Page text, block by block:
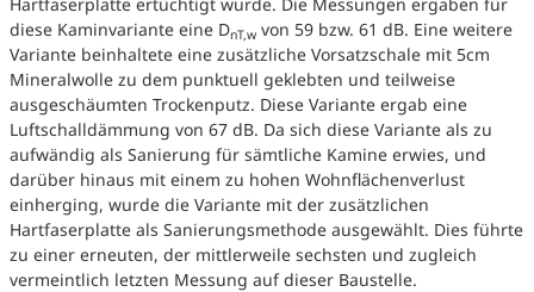
diese Kaminvariante eine DnT,w von 59 bzw. 61 dB. Eine weitere
Variante beinhaltete eine zusätzliche Vorsatzschale mit 5cm
Mineralwolle zu dem punktuell geklebten und teilweise
ausgeschäumten Trockenputz. Diese Variante ergab eine
Luftschalldämmung von 67 dB. Da sich diese Variante als zu
aufwändig als Sanierung für sämtliche Kamine erwies, und
darüber hinaus mit einem zu hohen Wohnflächenverlust
einherging, wurde die Variante mit der zusätzlichen
Hartfaserplatte als Sanierungsmethode ausgewählt. Dies führte
zu einer erneuten, der mittlerweile sechsten und zugleich
vermeintlich letzten Messung auf dieser Baustelle.